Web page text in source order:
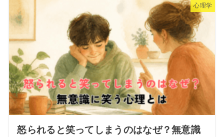
心理学
怒られると笑ってしまうのはなぜ？無意識